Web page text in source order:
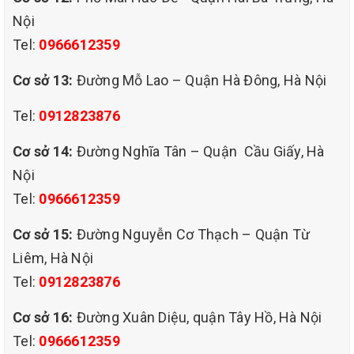
Nội
Tel: 0966612359
Cơ sở 13: Đường Mỗ Lao – Quận Hà Đông, Hà Nội
Tel: 0912823876
Cơ sở 14: Đường Nghĩa Tân – Quận Cầu Giấy, Hà
Nội
Tel: 0966612359
Cơ sở 15: Đường Nguyễn Cơ Thạch – Quận Từ
Liêm, Hà Nội
Tel: 0912823876
Cơ sở 16: Đường Xuân Diệu, quận Tây Hồ, Hà Nội
Tel: 0966612359